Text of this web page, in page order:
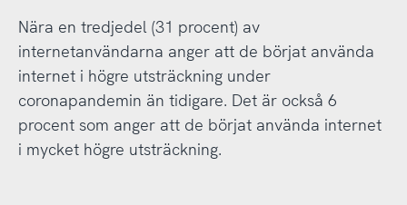
Nära en tredjedel (31 procent) av
internetanvändarna anger att de börjat använda
internet i högre utsträckning under
coronapandemin än tidigare. Det är också 6
procent som anger att de börjat använda internet
i mycket högre utsträckning.